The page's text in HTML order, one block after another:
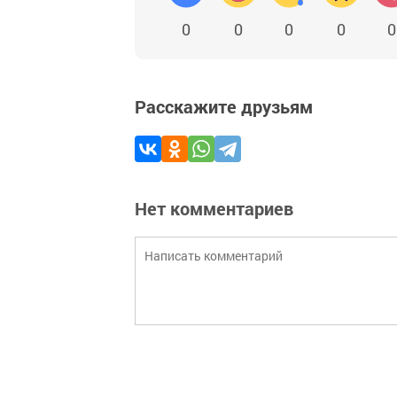
0 0 0 0 0
Расскажите друзьям
Нет комментариев